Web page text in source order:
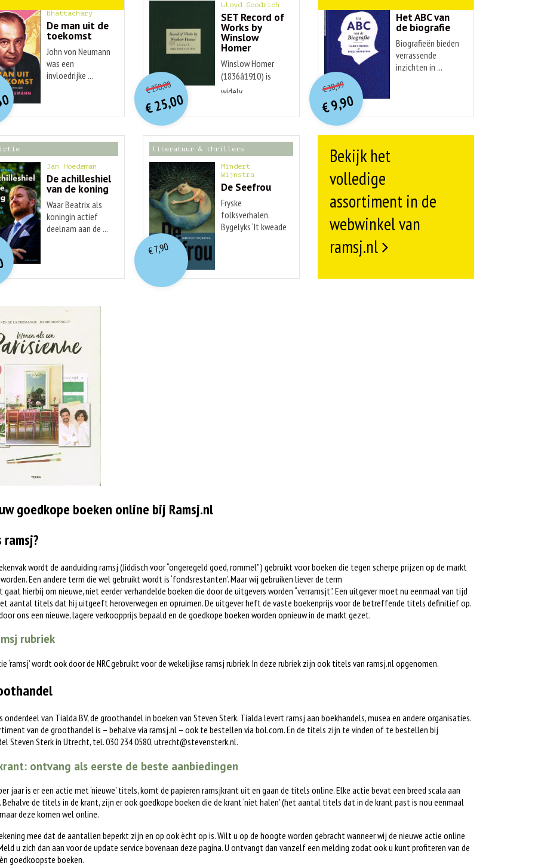
Bhattachary
De man uit de
toekomst
John von Neumann
was een
invloedrijke ...
€ 29,99.
€ 12,50.
Lloyd Goodrich
SET Record of
Works by
Winslow
Homer
Winslow Homer
(1836â1910) is
widely ...
€250,00O
orspr
onkelijke
prijs
was:
€ 250,00.
€25,00
Huidige
prijs
is:
€ 25,00.
Het ABC van
de biografie
Biografieën bieden
verrassende
inzichten in ...
€30,99O
orspr
onkelijke
prijs
was:
€ 30,99.
€9,90
Huidige
prijs
is:
€ 9,90.
Jan Hoedeman
De achilleshiel
van de koning
Waar Beatrix als
koningin actief
deelnam aan de ...
€ 19,99.
€ 7,90.
literatuur & thrillers
Mindert
Wijnstra
De Seefrou
Fryske
folksverhalen.
Bygelyks ‘It kweade
€7,90
Bekijk het
volledige
assortiment in de
webwinkel van
ramsj.nl
goedkope boeken online bij Ramsj.nl
wordt de aanduiding ramsj (Jiddisch voor “ongeregeld goed, rommel”) gebruikt voor boeken die tegen scherpe prijzen op de markt
Een andere term die wel gebruikt wordt is ‘fondsrestanten’. Maar wij gebruiken liever de term
gaat hierbij om nieuwe, niet eerder verhandelde boeken die door de uitgevers worden “verramsjt”. Een uitgever moet nu eenmaal van tijd
aantal titels dat hij uitgeeft heroverwegen en opruimen. De uitgever heft de vaste boekenprijs voor de betreffende titels definitief op.
ons een nieuwe, lagere verkoopprijs bepaald en de goedkope boeken worden opnieuw in de markt gezet.
rubriek
‘ramsj’ wordt ook door de NRC gebruikt voor de wekelijkse ramsj rubriek. In deze rubriek zijn ook titels van ramsj.nl opgenomen.
onderdeel van Tialda BV, de groothandel in boeken van Steven Sterk. Tialda levert ramsj aan boekhandels, musea en andere organisaties.
van de groothandel is – behalve via ramsj.nl – ook te bestellen via bol.com. En de titels zijn te vinden of te bestellen bij
Steven Sterk in Utrecht, tel. 030 234 0580,utrecht@stevensterk.nl.
ontvang als eerste de beste aanbiedingen
jaar is er een actie met ‘nieuwe’ titels, komt de papieren ramsjkrant uit en gaan de titels online. Elke actie bevat een breed scala aan
Behalve de titels in de krant, zijn er ook goedkope boeken die de krant ‘niet halen’ (het aantal titels dat in de krant past is nou eenmaal
deze komen wel online.
mee dat de aantallen beperkt zijn en op ook ècht op is. Wilt u op de hoogte worden gebracht wanneer wij de nieuwe actie online
u zich dan aan voor de update service bovenaan deze pagina. U ontvangt dan vanzelf een melding zodat ook u kunt profiteren van de
goedkoopste boeken.